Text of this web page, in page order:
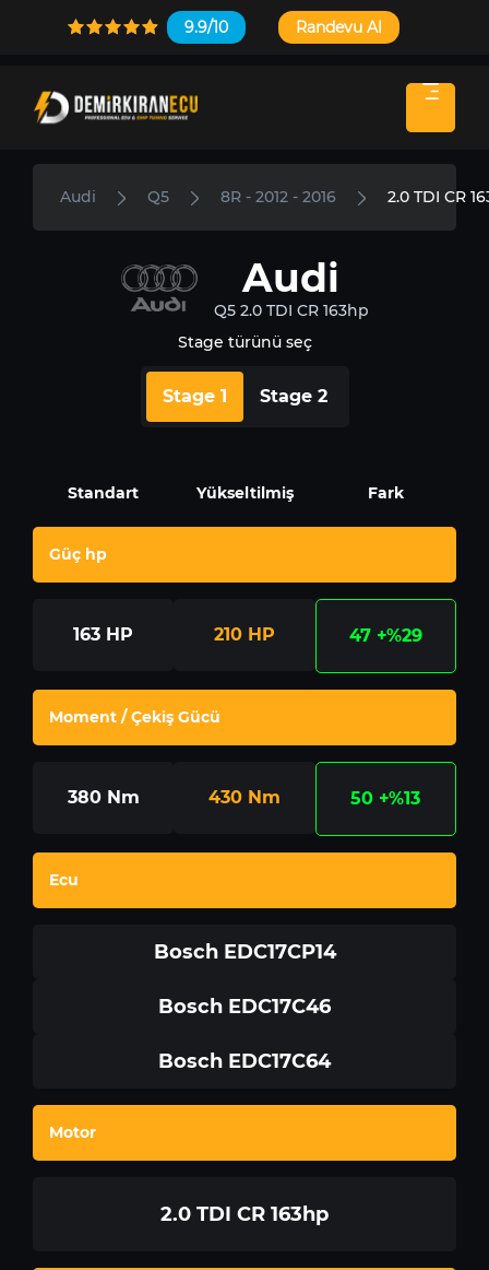
9.9/10 Randevu Al
Audi Q5 8R - 2012 - 2016 2.0 TDI CR
Audi
Q5 2.0 TDI CR 163hp
Stage türünü seç
Stage 1 Stage 2
Standart Yükseltilmiş Fark
Güç hp
163 HP 210 HP 47 +%29
Moment / Çekiş Gücü
380 Nm 430 Nm 50 +%13
Ecu
Bosch EDC17CP14
Bosch EDC17C46
Bosch EDC17C64
Motor
2.0 TDI CR 163hp